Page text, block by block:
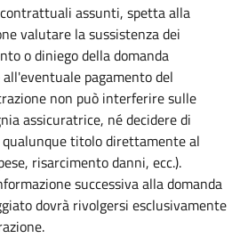
assunti, spetta alla
valutare la sussistenza dei
o diniego della domanda
pagamento del
non può interferire sulle
assicuratrice, né decidere di
titolo direttamente al
risarcimento danni, ecc.).
successiva alla domanda
dovrà rivolgersi esclusivamente